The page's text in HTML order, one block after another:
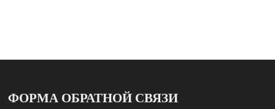
ФОРМА ОБРАТНОЙ СВЯЗИ